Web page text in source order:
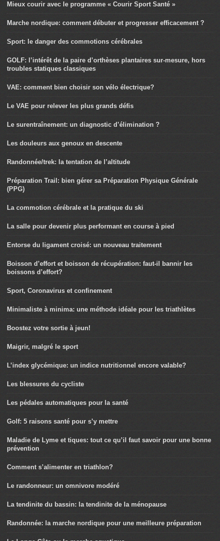
Mieux courir avec le programme « Courir Sport Santé »
Marche nordique: comment débuter et progresser efficacement ?
Sport: le danger des commotions cérébrales
GOLF: l’intérêt de la paire d’orthèses plantaires sur-mesure, hors
troubles statiques classiques
VAE: comment bien choisir son vélo électrique?
Le VAE pour relever les plus grands défis
Le surentraînement: un diagnostic d’élimination ?
Les douleurs aux genoux en descente
Randonnée/trek: la tentation de l’altitude
Préparation Trail: bien gérer sa Préparation Physique Générale
(PPG)
La commotion cérébrale et la pratique du ski
La salle pour devenir plus performant en course à pied
Entorse du ligament croisé: un nouveau traitement
Boisson d’effort et boisson de récupération: faut-il bannir les
boissons d’effort?
Sport, Coronavirus et confinement
Minimaliste à minima: une méthode idéale pour les triathlètes
Boostez votre sortie à jeun!
Maigrir, malgré le sport
L’index glycémique: un indice nutritionnel encore valable?
Les blessures du cycliste
Les pédales automatiques pour la santé
Golf: 5 raisons santé pour s’y mettre
Maladie de Lyme et tiques: tout ce qu’il faut savoir pour une bonne
prévention
Comment s’alimenter en triathlon?
Le randonneur: un omnivore modéré
La tendinite du bassin: la tendinite de la ménopause
Randonnée: la marche nordique pour une meilleure préparation